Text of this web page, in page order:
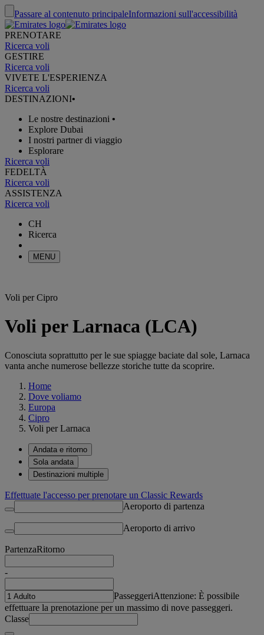
Passare al contenuto principaleInformazioni sull'accessibilità
PRENOTARE
Ricerca voli
GESTIRE
Ricerca voli
VIVETE L'ESPERIENZA
Ricerca voli
DESTINAZIONI•
Le nostre destinazioni •
Explore Dubai
I nostri partner di viaggio
Esplorare
Ricerca voli
FEDELTÀ
Ricerca voli
ASSISTENZA
Ricerca voli
CH
Ricerca
MENU
Voli per Cipro
Voli per Larnaca (LCA)
Conosciuta soprattutto per le sue spiagge baciate dal sole, Larnaca
vanta anche numerose bellezze storiche tutte da scoprire.
Home
Dove voliamo
Europa
Cipro
Voli per Larnaca
Andata e ritorno
Sola andata
Destinazioni multiple
Effettuate l'accesso per prenotare un Classic Rewards
Aeroporto di partenza
Aeroporto di arrivo
PartenzaRitorno
-
PasseggeriAttenzione: È possibile
effettuare la prenotazione per un massimo di nove passeggeri.
Classe